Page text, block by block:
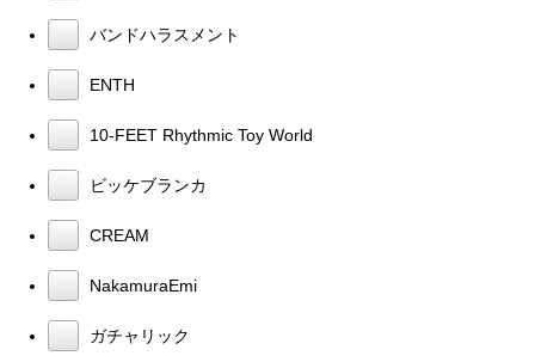
バンドハラスメント
ENTH
10-FEET Rhythmic Toy World
ビッケブランカ
CREAM
NakamuraEmi
ガチャリック